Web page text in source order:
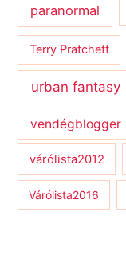
paranormal
Terry Pratchett
urban fantasy
vendégblogger
várólista2012
Várólista2016